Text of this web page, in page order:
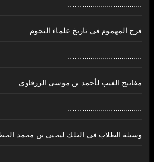
....................................
فرج المهموم في تاريخ علماء النجوم
....................................
مفاتيح الغيب لأحمد بن موسى الزرقاوي
....................................
وسيلة الطلاب في الفلك ليحيى بن محمد